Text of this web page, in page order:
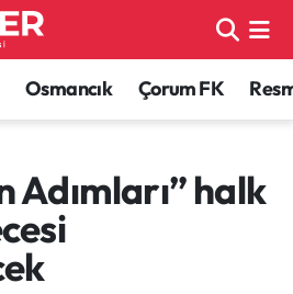
Osmancık Çorum FK
Adımları” halk
Haritası